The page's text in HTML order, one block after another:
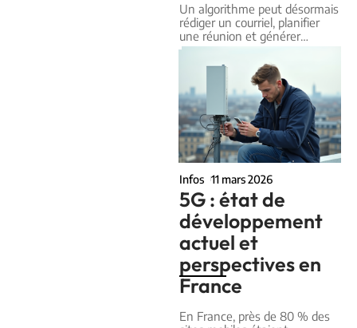
Un algorithme peut désormais
rédiger un courriel, planifier
une réunion et générer…
Infos 11 mars 2026
5G : état de
développement
actuel et
perspectives en
France
En France, près de 80 % des